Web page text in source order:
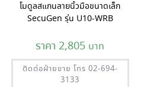
โมดูลสแกนลายนิ้วมือขนาดเล็ก
SecuGen รุ่น U10-WRB
2,805
ติดต่อฝ่ายขาย โทร 02-694-
3133